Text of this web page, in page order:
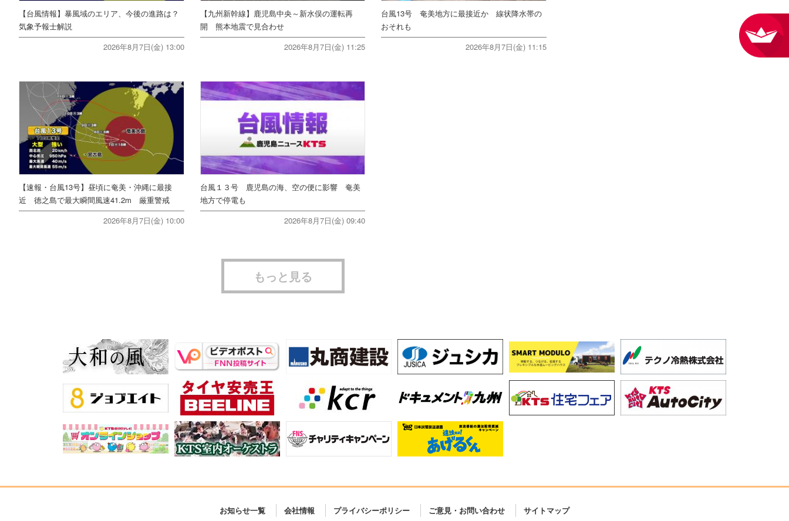
【台風情報】暴風域のエリア、今後の進路は？
気象予報士解説
2026年8月7日(金) 13:00
【九州新幹線】鹿児島中央～新水俣の運転再
開 熊本地震で見合わせ
2026年8月7日(金) 11:25
台風13号 奄美地方に最接近か 線状降水帯の
おそれも
2026年8月7日(金) 11:15
【速報・台風13号】昼頃に奄美・沖縄に最接
近 徳之島で最大瞬間風速41.2m 厳重警戒
2026年8月7日(金) 10:00
台風１３号 鹿児島の海、空の便に影響 奄美
地方で停電も
2026年8月7日(金) 09:40
もっと見る
お知らせ一覧 会社情報 プライバシーポリシー ご意見・お問い合わせ サイトマップ